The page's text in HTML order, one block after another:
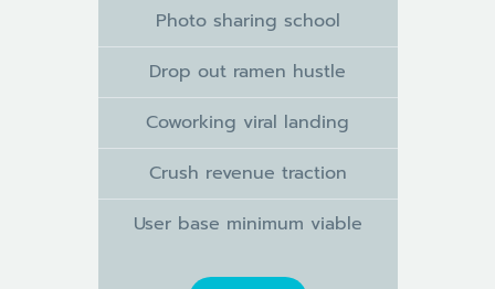
Photo sharing school
Drop out ramen hustle
Coworking viral landing
Crush revenue traction
User base minimum viable